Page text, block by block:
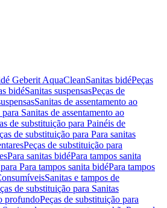
Geberit AquaCleanSanitas bidéPeças
bidéSanitas suspensasPeças de
Sanitas de assentamento ao
Sanitas de assentamento ao
de substituição para Painéis de
de substituição para Para sanitas
Peças de substituição para
Para sanitas bidéPara tampos sanita
Para tampos sanita bidéPara tampos
Sanitas e tampos de
de substituição para Sanitas
profundoPeças de substituição para